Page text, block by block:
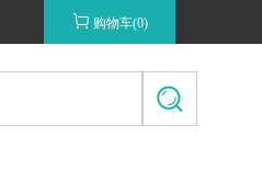
购物车(0)